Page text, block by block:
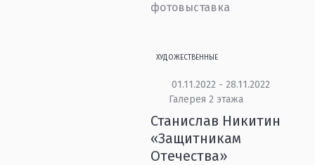
фотовыставка
ХУДОЖЕСТВЕННЫЕ
01.11.2022 - 28.11.2022
Галерея 2 этажа
Станислав Никитин
«Защитникам
Отечества»